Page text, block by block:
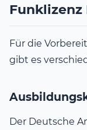
Funklizenz
Für die
gibt es
Der Deutsche